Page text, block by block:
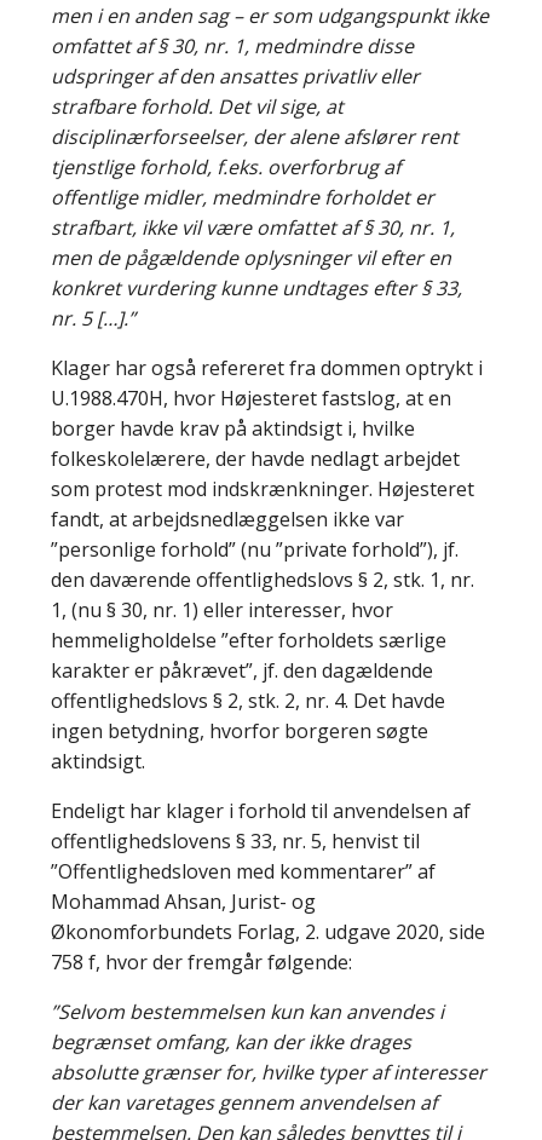
men i en anden sag – er som udgangspunkt ikke
omfattet af § 30, nr. 1, medmindre disse
udspringer af den ansattes privatliv eller
strafbare forhold. Det vil sige, at
disciplinærforseelser, der alene afslører rent
tjenstlige forhold, f.eks. overforbrug af
offentlige midler, medmindre forholdet er
strafbart, ikke vil være omfattet af § 30, nr. 1,
men de pågældende oplysninger vil efter en
konkret vurdering kunne undtages efter § 33,
nr. 5 […].”
Klager har også refereret fra dommen optrykt i
U.1988.470H, hvor Højesteret fastslog, at en
borger havde krav på aktindsigt i, hvilke
folkeskolelærere, der havde nedlagt arbejdet
som protest mod indskrænkninger. Højesteret
fandt, at arbejdsnedlæggelsen ikke var
”personlige forhold” (nu ”private forhold”), jf.
den daværende offentlighedslovs § 2, stk. 1, nr.
1, (nu § 30, nr. 1) eller interesser, hvor
hemmeligholdelse ”efter forholdets særlige
karakter er påkrævet”, jf. den dagældende
offentlighedslovs § 2, stk. 2, nr. 4. Det havde
ingen betydning, hvorfor borgeren søgte
aktindsigt.
Endeligt har klager i forhold til anvendelsen af
offentlighedslovens § 33, nr. 5, henvist til
”Offentlighedsloven med kommentarer” af
Mohammad Ahsan, Jurist- og
Økonomforbundets Forlag, 2. udgave 2020, side
758 f, hvor der fremgår følgende:
”Selvom bestemmelsen kun kan anvendes i
begrænset omfang, kan der ikke drages
absolutte grænser for, hvilke typer af interesser
der kan varetages gennem anvendelsen af
bestemmelsen. Den kan således benyttes til i